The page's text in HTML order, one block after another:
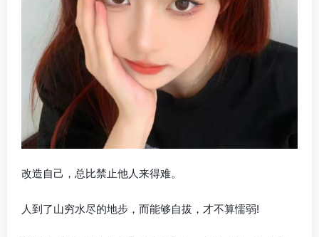
改造自己，总比禁止他人来得难。
人到了山穷水尽的地步，而能够自拔，才不算懦弱!